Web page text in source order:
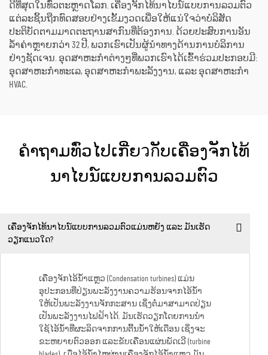
ດີທີ່ສຸດໃນທົ່ວຕະຫຼາດໂລກ. ເຄື່ອງຈັກໄທ້ນາໄບນ໌ແບບການລວມຕົວ
ແຕ່ລະຊິ້ນຖືກທົດສອບຢ່າງເຂັ້ມງວດເພື່ອໃຫ້ແນ່ໃຈວ່າບໍລິສັດ
ປະຕິບັດຕາມມາດຕະຖານສາກົນທີ່ຕ້ອງການ. ດ້ວຍປະສົບການອັນ
ລ້ຳຄ່າຫຼາຍກວ່າ 32 ປີ, ພວກເຮົາເປັນຜູ້ນຳທາງດ້ານການບໍລິການ
ຢ່າງຊັດເຈນ. ອຸດສາຫະກຳຕ່າງໆທີ່ພວກເຮົາໄດ້ເຂົ້າຮ່ວມປະກອບມີ:
ອຸດສາຫະກຳທະເລ, ອຸດສາຫະກຳພະລັງງານ, ແລະ ອຸດສາຫະກຳ
HVAC.
ຄຳຖາມທົ່ວໄປເກີ່ຍวกັບເຄື່ອງຈັກໄທ້
ນາໄບນ໌ແບບການລວມຕົວ
ເຄື່ອງຈັກໄທ້ນາໄບນ໌ແບບການລວມຕົວແມ່ນຫຍັງ ແລະ ມັນເຮັດ
ວຽກແນວໃດ?
ເຄື່ອງຈັກໄອ້ນ້ຳແຫຼວ (Condensation turbines) ແມ່ນ
ອຸປະກອນທີ່ປ່ຽນພະລັງງານຄວາມຮ້ອນຈາກໄອ້ນ້ຳ
ໃຫ້ເປັນພະລັງງານຈັກກະສານ ເຊິ່ງຕໍ່ມາສາມາດປ່ຽນ
ເປັນພະລັງງານໄຟຟ້າໄດ້. ມັນເຮັດວຽກໂດຍການນຳ
ໃຊ້ໄອ້ນ້ຳທີ່ຜະລິດຈາກການຕີ້ນນ້ຳໃຫ້ເດືອນ ເຊິ່ງຈະ
ຂະຫຍາຍຕົວອອກ ແລະຂັບເຄື່ອນແຜ່ນພັດເວີ (turbine